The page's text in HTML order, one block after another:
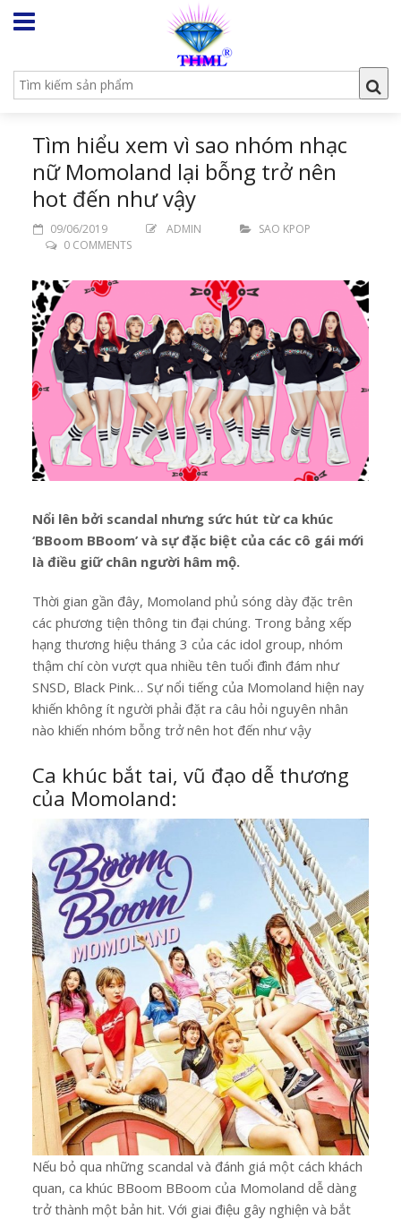
Tìm hiểu xem vì sao nhóm nhạc
nữ Momoland lại bỗng trở nên
hot đến như vậy
09/06/2019 ADMIN
SAO KPOP
0 COMMENTS
Nổi lên bởi scandal nhưng sức hút từ ca khúc
‘BBoom BBoom’ và sự đặc biệt của các cô gái mới
là điều giữ chân người hâm mộ.
Thời gian gần đây, Momoland phủ sóng dày đặc trên
các phương tiện thông tin đại chúng. Trong bảng xếp
hạng thương hiệu tháng 3 của các idol group, nhóm
thậm chí còn vượt qua nhiều tên tuổi đình đám như
SNSD, Black Pink… Sự nổi tiếng của Momoland hiện nay
khiến không ít người phải đặt ra câu hỏi nguyên nhân
nào khiến nhóm bỗng trở nên hot đến như vậy
Ca khúc bắt tai, vũ đạo dễ thương
của Momoland:
Nếu bỏ qua những scandal và đánh giá một cách khách
quan, ca khúc BBoom BBoom của Momoland dễ dàng
trở thành một bản hit. Với giai điệu gây nghiện và bắt